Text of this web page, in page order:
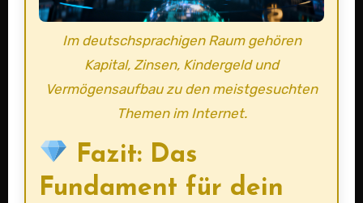
Im deutschsprachigen Raum gehören
Kapital, Zinsen, Kindergeld und
Vermögensaufbau zu den meistgesuchten
Themen im Internet.
Fazit: Das
Fundament für dein